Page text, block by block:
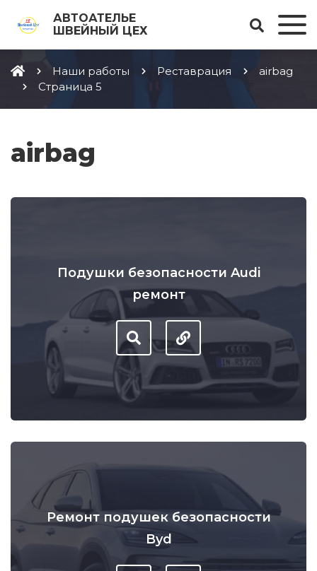
АВТОАТЕЛЬЕ
ШВЕЙНЫЙ ЦЕХ
Наши работы Реставрация
airbag
Страница 5
airbag
Подушки безопасности Audi
ремонт
Ремонт подушек безопасности
Byd